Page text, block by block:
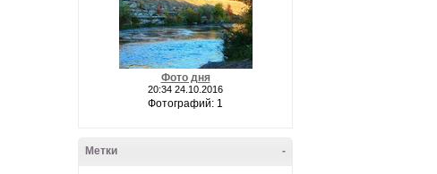
Фото дня
20:34 24.10.2016
Фотографий: 1
-
Метки